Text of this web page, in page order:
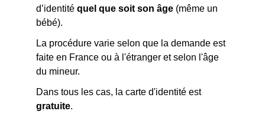
d’identitéquel que soit son âge (même un
bébé).
La procédure varie selon que la demande est
faite en France ou à l'étranger et selon l'âge
du mineur.
Dans tous les cas, la carte d'identité est
gratuite.